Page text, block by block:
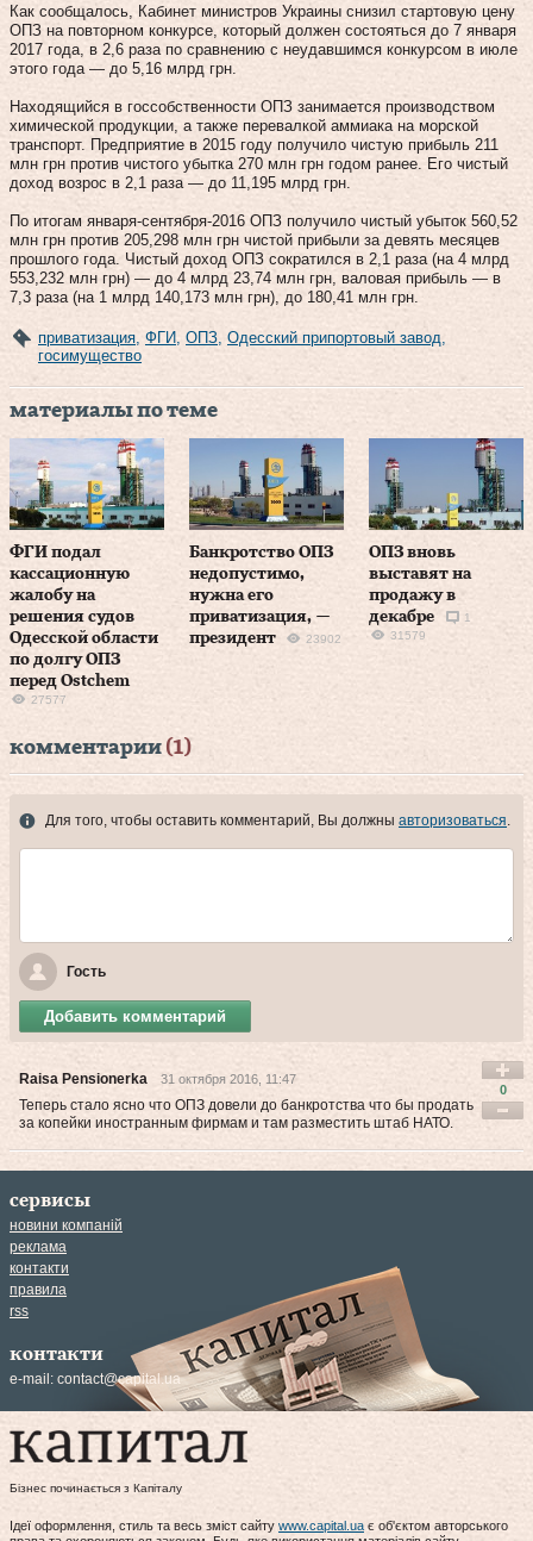
Как сообщалось, Кабинет министров Украины снизил стартовую цену
ОПЗ на повторном конкурсе, который должен состояться до 7 января
2017 года, в 2,6 раза по сравнению с неудавшимся конкурсом в июле
этого года — до 5,16 млрд грн.
Находящийся в госсобственности ОПЗ занимается производством
химической продукции, а также перевалкой аммиака на морской
транспорт. Предприятие в 2015 году получило чистую прибыль 211
млн грн против чистого убытка 270 млн грн годом ранее. Его чистый
доход возрос в 2,1 раза — до 11,195 млрд грн.
По итогам января-сентября-2016 ОПЗ получило чистый убыток 560,52
млн грн против 205,298 млн грн чистой прибыли за девять месяцев
прошлого года. Чистый доход ОПЗ сократился в 2,1 раза (на 4 млрд
553,232 млн грн) — до 4 млрд 23,74 млн грн, валовая прибыль — в
7,3 раза (на 1 млрд 140,173 млн грн), до 180,41 млн грн.
приватизация ФГИ ОПЗ Одесский припортовый завод
госимущество
материалы по теме
ФГИ подал
кассационную
жалобу на
решения судов
Одесской области
по долгу ОПЗ
перед Ostchem
27577
Банкротство ОПЗ
недопустимо,
нужна его
приватизация, —
президент
23902
ОПЗ вновь
выставят на
продажу в
декабре
1
31579
комментарии (1)
Для того, чтобы оставить комментарий, Вы должны авторизоваться.
Гость
Добавить комментарий
Raisa Pensionerka 31 октября 2016, 11:47
Теперь стало ясно что ОПЗ довели до банкротства что бы продать
за копейки иностранным фирмам и там разместить штаб НАТО.
0
сервисы
новини компаній
реклама
контакти
правила
rss
контакти
e-mail: contact@capital.ua
Бізнес починається з Капіталу
Ідеї оформлення, стиль та весь зміст сайту www.capital.ua є об'єктом авторського